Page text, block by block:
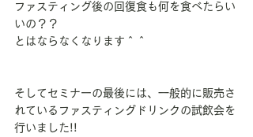
ファスティング後の回復食も何を食べたらい
いの？？
とはならなくなります＾＾
そしてセミナーの最後には、一般的に販売さ
れているファスティングドリンクの試飲会を
行いました!!